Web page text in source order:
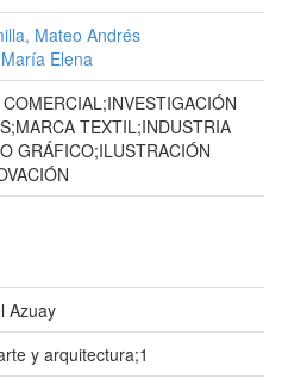
Mateo Andrés
Elena
TEXTIL;INDUSTRIA
GRÁFICO;ILUSTRACIÓN
Azuay
y arquitectura;1